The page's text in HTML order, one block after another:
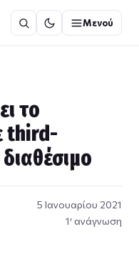
Μενού
το
third-
5 Ιανουαρίου 2021
1′ ανάγνωση